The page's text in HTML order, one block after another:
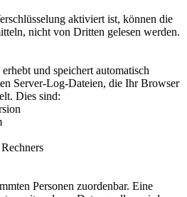
aktiviert ist, können die
nicht von Dritten gelesen werden.
und speichert automatisch
Server-Log-Dateien, die Ihr Browser
Dies sind:
Personen zuordenbar. Eine